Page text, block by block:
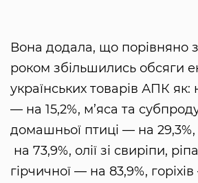
Вона додала, що порівняно
роком збільшились обсяги
українських товарів АПК як:
— на 15,2%, м’яса та
домашньої птиці — на
на 73,9%, олії зі свиріпи,
гірчичної — на 83,9%,